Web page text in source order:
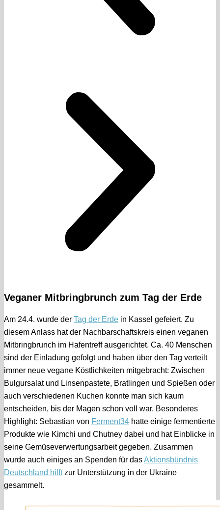
Veganer Mitbringbrunch zum Tag der Erde
Am 24.4. wurde der Tag der Erde in Kassel gefeiert. Zu
diesem Anlass hat der Nachbarschaftskreis einen veganen
Mitbringbrunch im Hafentreff ausgerichtet. Ca. 40 Menschen
sind der Einladung gefolgt und haben über den Tag verteilt
immer neue vegane Köstlichkeiten mitgebracht: Zwischen
Bulgursalat und Linsenpastete, Bratlingen und Spießen oder
auch verschiedenen Kuchen konnte man sich kaum
entscheiden, bis der Magen schon voll war. Besonderes
Highlight: Sebastian von Ferment34 hatte einige fermentierte
Produkte wie Kimchi und Chutney dabei und hat Einblicke in
seine Gemüseverwertungsarbeit gegeben. Zusammen
wurde auch einiges an Spenden für dasAktionsbündnis
Deutschland hilftzur Unterstützung in der Ukraine
gesammelt.